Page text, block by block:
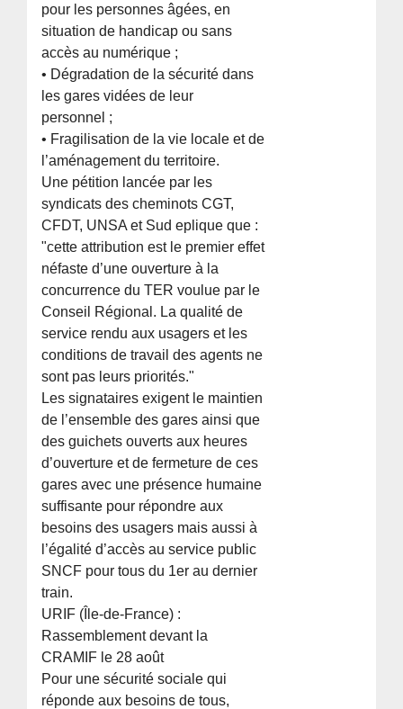
pour les personnes âgées, en
situation de handicap ou sans
accès au numérique ;
• Dégradation de la sécurité dans
les gares vidées de leur
personnel ;
• Fragilisation de la vie locale et de
l’aménagement du territoire.
Une pétition lancée par les
syndicats des cheminots CGT,
CFDT, UNSA et Sud eplique que :
"cette attribution est le premier effet
néfaste d’une ouverture à la
concurrence du TER voulue par le
Conseil Régional. La qualité de
service rendu aux usagers et les
conditions de travail des agents ne
sont pas leurs priorités."
Les signataires exigent le maintien
de l’ensemble des gares ainsi que
des guichets ouverts aux heures
d’ouverture et de fermeture de ces
gares avec une présence humaine
suffisante pour répondre aux
besoins des usagers mais aussi à
l’égalité d’accès au service public
SNCF pour tous du 1er au dernier
train.
URIF (Île-de-France) :
Rassemblement devant la
CRAMIF le 28 août
Pour une sécurité sociale qui
réponde aux besoins de tous,